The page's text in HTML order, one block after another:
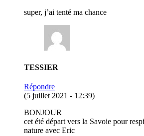
super, j’ai tenté ma chance
TESSIER
Répondre
(5 juillet 2021 - 12:39)
BONJOUR
cet été départ vers la Savoie pour
nature avec Eric